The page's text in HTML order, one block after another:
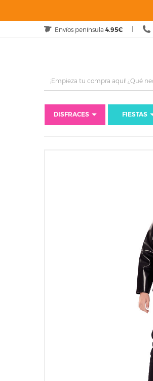
Envíos península 4.95€
DISFRACES FIESTAS